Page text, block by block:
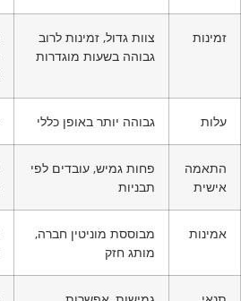
זמינות
צוות גדול, זמינות לרוב
גבוהה בשעות מוגדרות
עלות גבוהה יותר באופן כללי
התאמה
אישית
פחות גמיש, עובדים לפי
תבניות
אמינות
מבוססת מוניטין חברה,
מותג חזק